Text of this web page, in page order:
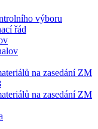
výboru
řád
na zasedání ZM
na zasedání ZM